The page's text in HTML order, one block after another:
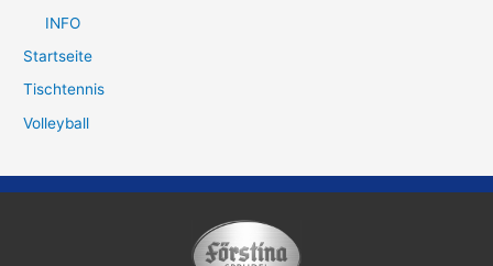
INFO
Startseite
Tischtennis
Volleyball